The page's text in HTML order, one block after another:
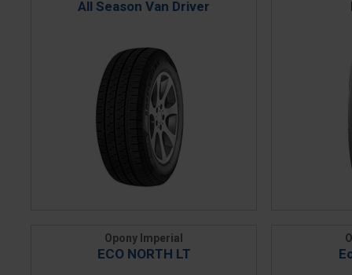
All Season Van Driver
Opony Imperial
ECO NORTH LT